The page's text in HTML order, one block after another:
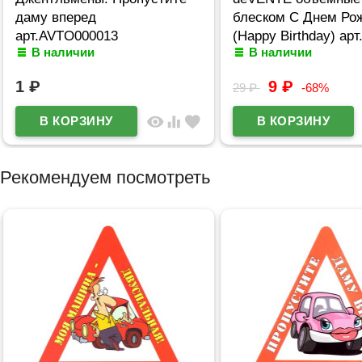
даму вперед
арт.AVTO000013
В наличии
1 ₽
visibility equalizer favorite
блеском С Днем
(Happy Birthday)
В наличии
29₽ 9 ₽ -68%
Рекомендуем посмотреть